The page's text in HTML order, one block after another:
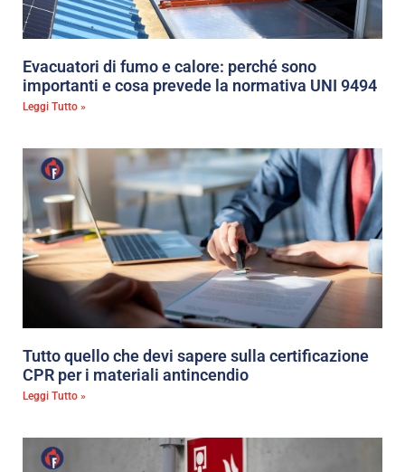
Evacuatori di fumo e calore: perché sono
importanti e cosa prevede la normativa UNI 9494
Leggi Tutto »
Tutto quello che devi sapere sulla certificazione
CPR per i materiali antincendio
Leggi Tutto »